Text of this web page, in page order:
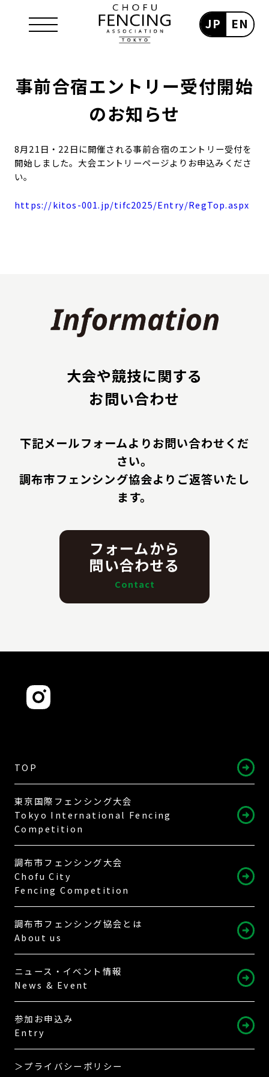
EN
JP
事前合宿エントリー受付開始
のお知らせ
8月21日・22日に開催される事前合宿のエントリー受付を
開始しました。大会エントリーページよりお申込みくださ
い。
https://kitos-001.jp/tifc2025/Entry/RegTop.aspx
大会や競技に関する
お問い合わせ
下記メールフォームよりお問い合わせくだ
さい。
調布市フェンシング協会よりご返答いたし
ます。
フォームから
問い合わせる
Contact
TOP
東京国際フェンシング大会
Tokyo International Fencing
Competition
調布市フェンシング大会
Chofu City
Fencing Competition
調布市フェンシング協会とは
About us
ニュース・イベント情報
News & Event
参加お申込み
Entry
＞プライバシーポリシー